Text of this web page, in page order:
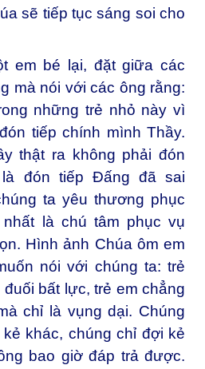
sẽ tiếp tục sáng soi cho
em bé lại, đặt giữa các
mà nói với các ông rằng:
những trẻ nhỏ này vì
tiếp chính mình Thầy.
thật ra không phải đón
đón tiếp Đấng đã sai
ta yêu thương phục
là chú tâm phục vụ
Hình ảnh Chúa ôm em
nói với chúng ta: trẻ
bất lực, trẻ em chẳng
chỉ là vụng dại. Chúng
khác, chúng chỉ đợi kẻ
bao giờ đáp trả được.